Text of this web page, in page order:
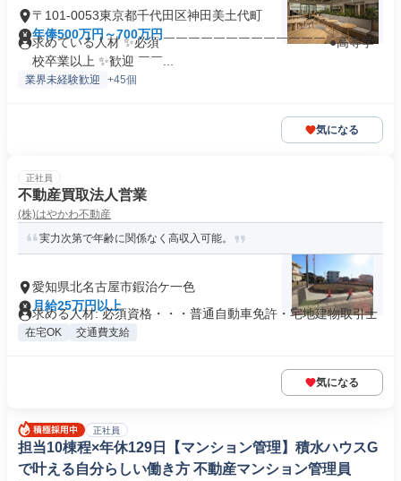
〒101-0053東京都千代田区神田美土代町
年俸500万円～700万円
求めている人材 ✨必須 ￣￣￣￣￣￣￣￣￣￣￣￣￣ ●高等学
校卒業以上 ✨歓迎 ￣￣...
業界未経験歓迎 +45個
気になる
正社員
不動産買取法人営業
(株)はやかわ不動産
実力次第で年齢に関係なく高収入可能。
愛知県北名古屋市鍜治ケ一色
月給25万円以上
求める人材: 必須資格・・・普通自動車免許・宅地建物取引士
在宅OK 交通費支給
気になる
正社員
担当10棟程×年休129日【マンション管理】積水ハウスG
で叶える自分らしい働き方 不動産マンション管理員